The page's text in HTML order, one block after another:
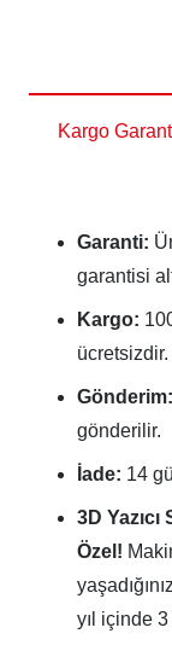
Kargo
Garanti:
garantisi
Kargo:
ücretsizdir.
Gönderim:
gönderilir.
İade: 14
3D
Özel!
yıl içinde